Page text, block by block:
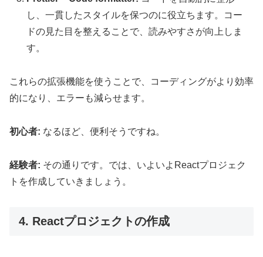
し、一貫したスタイルを保つのに役立ちます。コー
ドの見た目を整えることで、読みやすさが向上しま
す。
これらの拡張機能を使うことで、コーディングがより効率
的になり、エラーも減らせます。
初心者: なるほど、便利そうですね。
経験者: その通りです。では、いよいよReactプロジェク
トを作成していきましょう。
4. Reactプロジェクトの作成